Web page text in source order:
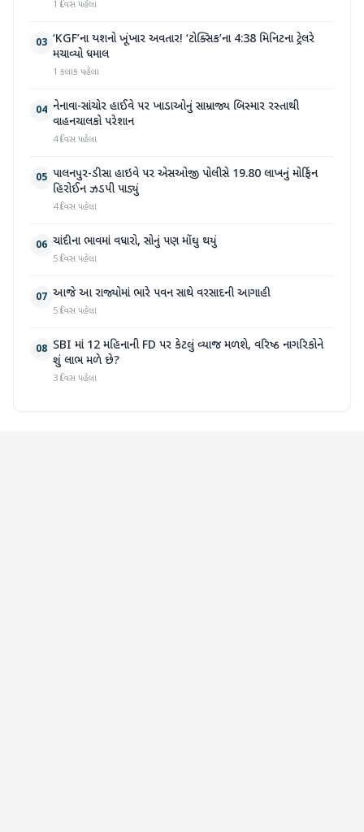
1 દિવસ પહેલા
03 ‘KGF’ના યશનો ખૂંખાર અવતાર! ‘ટોક્સિક’ના 4:38 મિનિટના ટ્રેલરે
મચાવ્યો ધમાલ
1 કલાક પહેલા
04 નેનાવા-સાંચોર હાઈવે પર ખાડાઓનું સામ્રાજ્ય બિસ્માર રસ્તાથી
વાહનચાલકો પરેશાન
4 દિવસ પહેલા
05 પાલનપુર-ડીસા હાઇવે પર એસઓજી પોલીસે 19.80 લાખનું મોર્ફિન
હિરોઈન ઝડપી પાડ્યું
4 દિવસ પહેલા
06 ચાંદીના ભાવમાં વધારો, સોનું પણ મોંઘુ થયું
5 દિવસ પહેલા
07 આજે આ રાજ્યોમાં ભારે પવન સાથે વરસાદની આગાહી
5 દિવસ પહેલા
08 SBI માં 12 મહિનાની FD પર કેટલું વ્યાજ મળશે, વરિષ્ઠ નાગરિકોને
શું લાભ મળે છે?
3 દિવસ પહેલા